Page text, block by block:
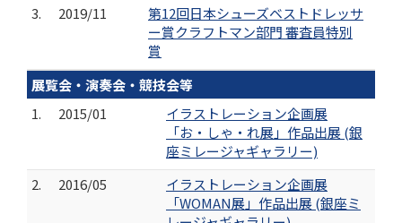
3.
2019/11
第12回日本シューズベストドレッサ
ー賞クラフトマン部門 審査員特別
賞
展覧会・演奏会・競技会等
1.
2015/01
イラストレーション企画展
「お・しゃ・れ展」作品出展 (銀
座ミレージャギャラリー)
2.
2016/05
イラストレーション企画展
「WOMAN展」作品出展 (銀座ミ